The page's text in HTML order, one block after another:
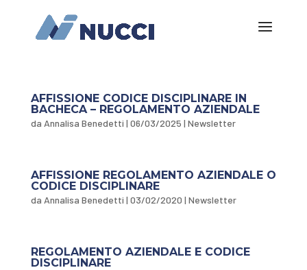
AFFISSIONE CODICE DISCIPLINARE IN
BACHECA – REGOLAMENTO AZIENDALE
da Annalisa Benedetti | 06/03/2025 | Newsletter
AFFISSIONE REGOLAMENTO AZIENDALE O
CODICE DISCIPLINARE
da Annalisa Benedetti | 03/02/2020 | Newsletter
REGOLAMENTO AZIENDALE E CODICE
DISCIPLINARE